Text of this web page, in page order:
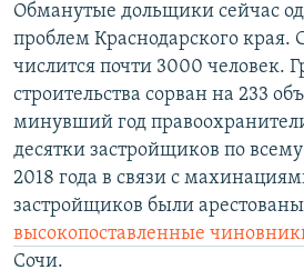
Обманутые дольщики сейчас
проблем Краснодарского края.
числится почти 3000 человек.
строительства сорван на 233
минувший год
десятки застройщиков по
2018 года в связи с
застройщиков были арестованы
высокопоставленные
Сочи.